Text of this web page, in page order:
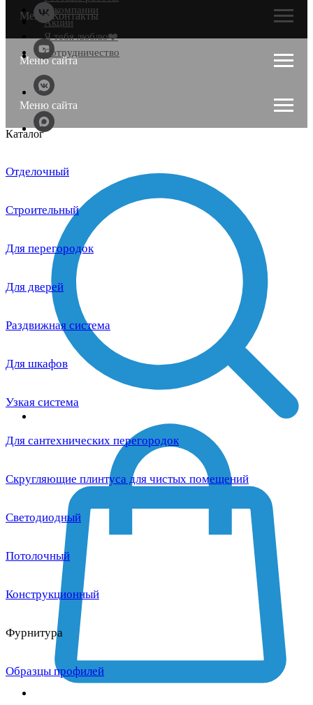
О компании
Акции
Я тебя люблю❤️
Сотрудничество
Меню Контакты
Меню сайта
Меню сайта
Каталог
Отделочный
Строительный
Для перегородок
Для дверей
Раздвижная система
Для шкафов
Узкая система
Для сантехнических перегородок
Скругляющие плинтуса для чистых помещений
Светодиодный
Потолочный
Конструкционный
Фурнитура
Образцы профилей